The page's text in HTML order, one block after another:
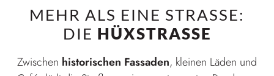
MEHR ALS EINE STRASSE: D
IE HÜXSTRASSE
Zwischen historischen Fassaden, kleinen Läden und